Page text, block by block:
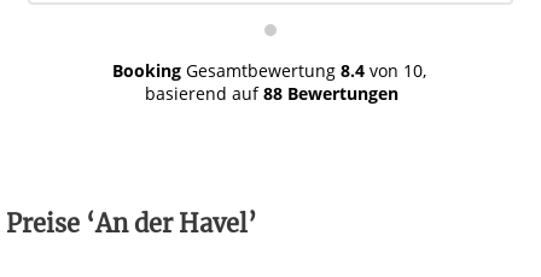
Booking Gesamtbewertung 8.4 von 10,
basierend auf88 Bewertungen
Preise ‘An der Havel’